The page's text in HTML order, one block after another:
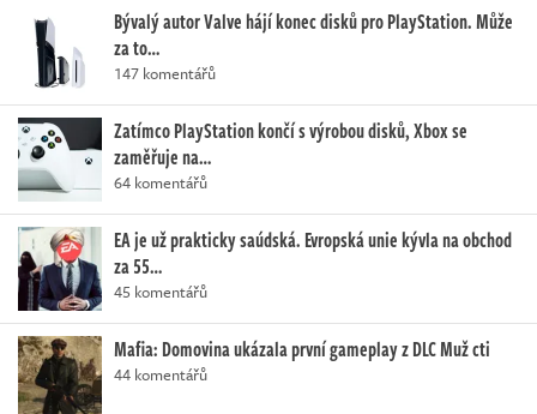
Bývalý autor Valve hájí konec disků pro PlayStation. Může
za to…
147 komentářů
Zatímco PlayStation končí s výrobou disků, Xbox se
zaměřuje na…
64 komentářů
EA je už prakticky saúdská. Evropská unie kývla na obchod
za 55…
45 komentářů
Mafia: Domovina ukázala první gameplay z DLC Muž cti
44 komentářů